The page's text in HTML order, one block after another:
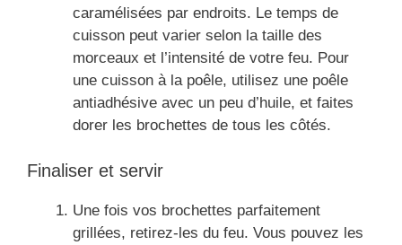
caramélisées par endroits. Le temps de
cuisson peut varier selon la taille des
morceaux et l’intensité de votre feu. Pour
une cuisson à la poêle, utilisez une poêle
antiadhésive avec un peu d’huile, et faites
dorer les brochettes de tous les côtés.
Finaliser et servir
Une fois vos brochettes parfaitement
grillées, retirez-les du feu. Vous pouvez les